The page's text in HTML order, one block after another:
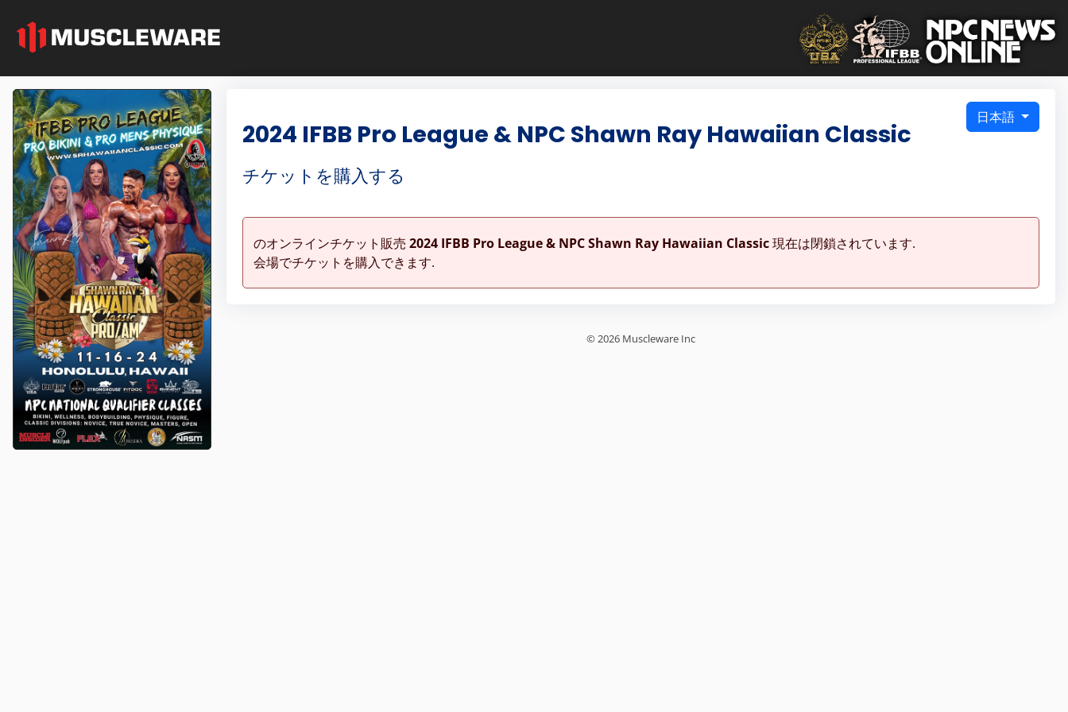
日本語
2024 IFBB Pro League & NPC Shawn Ray Hawaiian Classic
チケットを購入する
のオンラインチケット販売 2024 IFBB Pro League & NPC Shawn Ray Hawaiian Classic現在は閉鎖されています.
会場でチケットを購入できます.
© 2026 Muscleware Inc